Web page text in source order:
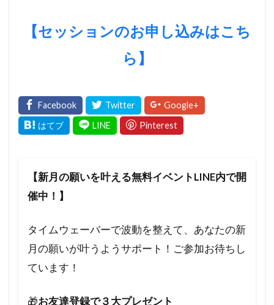
【セッションのお申し込みはこち
ら 】
【新月の願いを叶える無料イベントLINE内で開
催中！】
タイムウェーバーで波動を整えて、あなたの新
月の願いが叶うようサポート！ご参加お待ちし
ています！
🎁お友達登録で３大プレゼント